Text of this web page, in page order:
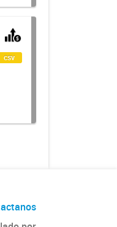
csv